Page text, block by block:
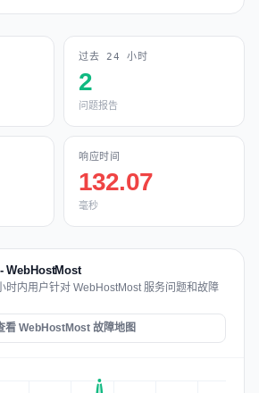
过去 24 小时
2
问题报告
响应时间
132.07
毫秒
WebHostMost
时内用户针对 WebHostMost 服务问题和故障
看 WebHostMost 故障地图